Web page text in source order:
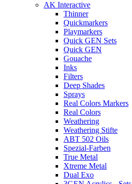
AK Interactive
Thinner
Quickmarkers
Playmarkers
Quick GEN Sets
Quick GEN
Gouache
Inks
Filters
Deep Shades
Sprays
Real Colors Markers
Real Colors
Weathering
Weathering Stifte
ABT 502 Oils
Spezial-Farben
True Metal
Xtreme Metal
Dual Exo